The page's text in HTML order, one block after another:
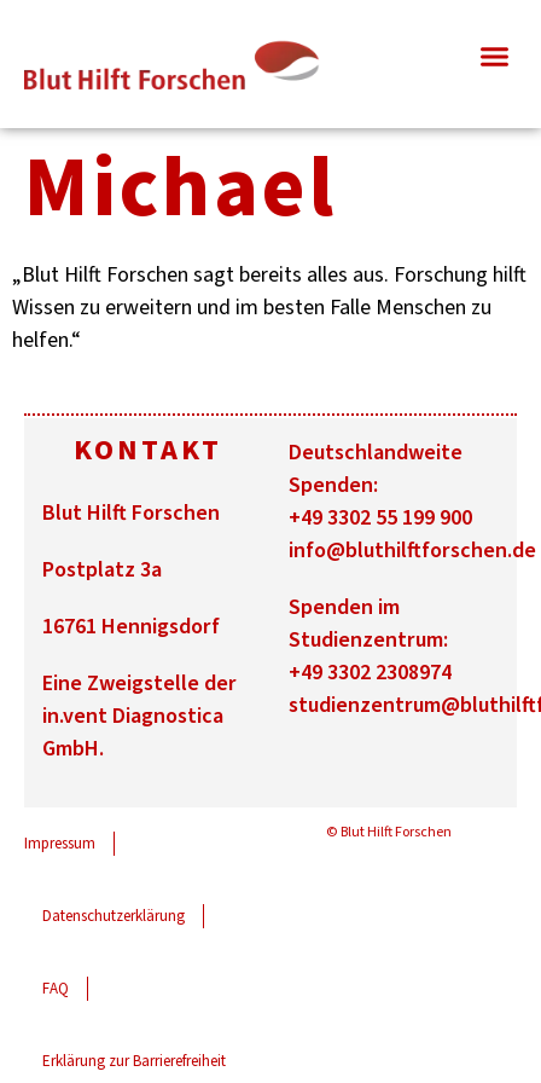
Michael
„Blut Hilft Forschen sagt bereits alles aus. Forschung hilft
Wissen zu erweitern und im besten Falle Menschen zu
helfen.“
KONTAKT
Blut Hilft Forschen
Postplatz 3a
16761 Hennigsdorf
Eine Zweigstelle der
in.vent Diagnostica
GmbH.
Deutschlandweite
Spenden:
+49 3302 55 199 900
info@bluthilftforschen.de
Spenden im
Studienzentrum:
+49 3302 2308974
Impressum
Datenschutzerklärung
FAQ
Erklärung zur Barrierefreiheit
© Blut Hilft Forschen